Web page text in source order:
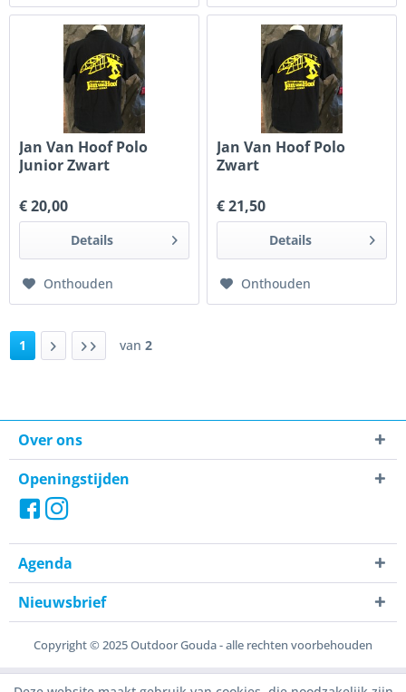
Jan Van Hoof Polo
Junior Zwart
€ 20,00
Details
Onthouden
Jan Van Hoof Polo
Zwart
€ 21,50
Details
Onthouden
1 van 2
Over ons
Openingstijden
Agenda
Nieuwsbrief
Copyright © 2025 Outdoor Gouda - alle rechten voorbehouden